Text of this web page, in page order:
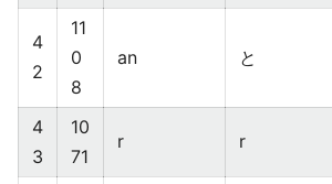
4
2
11
0
8
an と
4
3
10
71
r r